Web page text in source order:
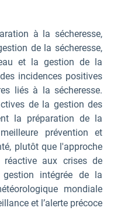
à la sécheresse,
de la sécheresse,
et la gestion de la
incidences positives
liés à la sécheresse.
de la gestion des
la préparation de la
prévention et
plutôt que l'approche
aux crises de
gestion intégrée de la
mondiale
et l’alerte précoce